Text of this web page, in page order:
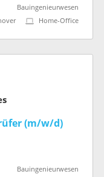
Bauingenieurwesen
Home-Office
(m/w/d)
Bauingenieurwesen